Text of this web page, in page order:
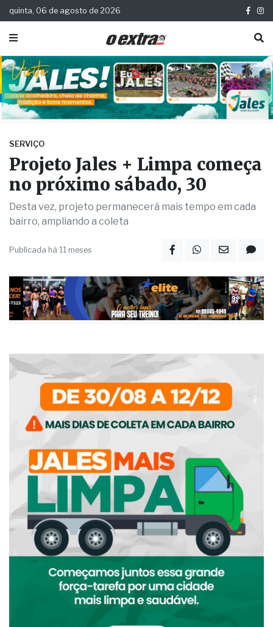
quinta, 06 de agosto de 2026
SERVIÇO
Projeto Jales + Limpa começa
no próximo sábado, 30
Desta vez, projeto permanecerá mais tempo em cada
bairro, ampliando a coleta
Publicada há 11 meses